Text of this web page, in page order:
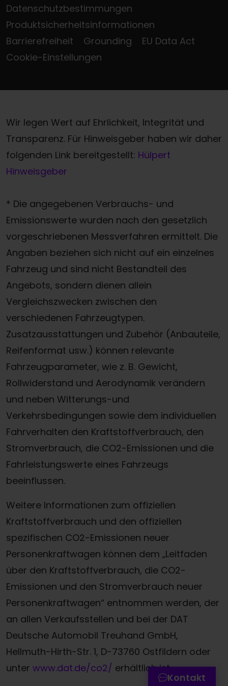
Datenschutzbestimmungen
Produktsicherheitsinformationen
Barrierefreiheit
Grounding
EU Data Act
Cookie-Einstellungen
Wir legen Wert auf Ehrlichkeit, Integrität und
Transparenz. Für Hinweisgeber haben wir daher
folgenden Link bereitgestellt: Hülpert
Hinweisgeber
* Die angegebenen Verbrauchs- und
Emissionswerte wurden nach den gesetzlich
vorgeschriebenen Messverfahren ermittelt. Die
Angaben beziehen sich nicht auf ein einzelnes
Fahrzeug und sind nicht Bestandteil des
Angebots, sondern dienen allein
Vergleichszwecken zwischen den
verschiedenen Fahrzeugtypen.
Zusatzausstattungen und Zubehör (Anbauteile,
Reifenformat usw.) können relevante
Fahrzeugparameter, wie z. B. Gewicht,
Rollwiderstand und Aerodynamik verändern
und neben Witterungs-und
Verkehrsbedingungen sowie dem individuellen
Fahrverhalten den Kraftstoffverbrauch, den
Stromverbrauch, die CO2-Emissionen und die
Fahrleistungswerte eines Fahrzeugs
beeinflussen.
Weitere Informationen zum offiziellen
Kraftstoffverbrauch und den offiziellen
spezifischen CO2-Emissionen neuer
Personenkraftwagen können dem „Leitfaden
über den Kraftstoffverbrauch, die CO2-
Emissionen und den Stromverbrauch neuer
Personenkraftwagen“ entnommen werden, der
an allen Verkaufsstellen und bei der DAT
Deutsche Automobil Treuhand GmbH,
Hellmuth-Hirth-Str. 1, D-73760 Ostfildern oder
unter www.dat.de/co2/ erhältlich ist.
Kontakt
Termin online buchen
Zum Kontaktformular
Werkstatttermin-Hotline